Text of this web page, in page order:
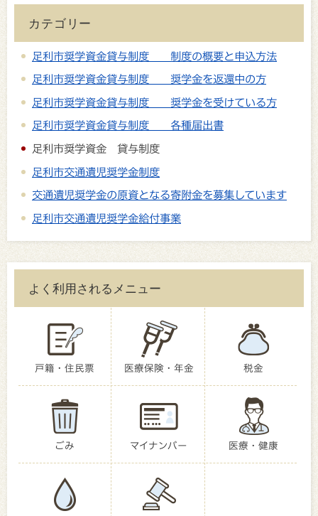
カテゴリー
足利市奨学資金貸与制度 制度の概要と申込方法
足利市奨学資金貸与制度 奨学金を返還中の方
足利市奨学資金貸与制度 奨学金を受けている方
足利市奨学資金貸与制度 各種届出書
足利市奨学資金 貸与制度
足利市交通遺児奨学金制度
交通遺児奨学金の原資となる寄附金を募集しています
足利市交通遺児奨学金給付事業
よく利用されるメニュー
戸籍・住民票 医療保険・年金 税金
ごみ マイナンバー 医療・健康